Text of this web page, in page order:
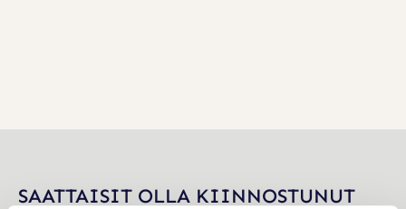
I
SAATTAISIT OLLA KIINNOSTUNUT